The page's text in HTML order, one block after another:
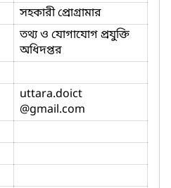
সহকারী প্রোগ্রামার
তথ্য ও যোগাযোগ প্রযুক্তি
অধিদপ্তর
uttara.doict
@gmail.com